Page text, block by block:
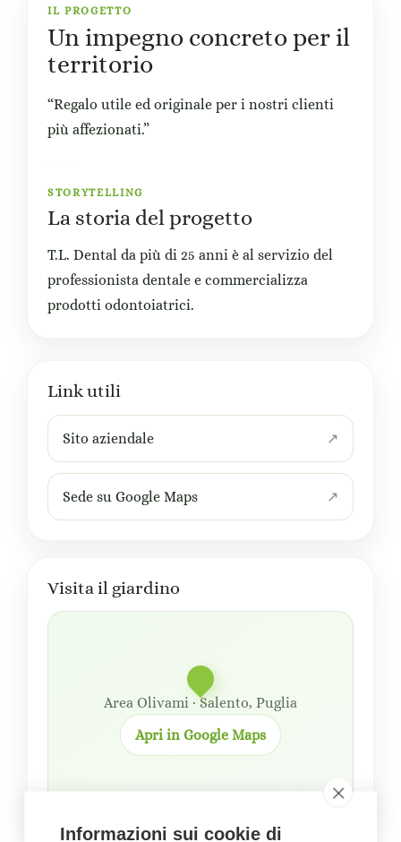
IL PROGETTO
Un impegno concreto per il
territorio
“Regalo utile ed originale per i nostri clienti
più affezionati.”
STORYTELLING
La storia del progetto
T.L. Dental da più di 25 anni è al servizio del
professionista dentale e commercializza
prodotti odontoiatrici.
Link utili
Sito aziendale
Sede su Google Maps
Visita il giardino
Area Olivami · Salento, Puglia
Apri in Google Maps
Informazioni sui cookie di